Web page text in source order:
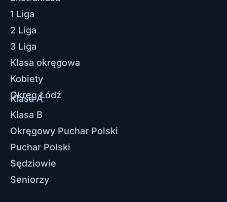
1 Liga
2 Liga
3 Liga
Klasa okręgowa
Kobiety
Okręg Łódź
Klasa A
Klasa B
Okręgowy Puchar Polski
Puchar Polski
Sędziowie
Seniorzy